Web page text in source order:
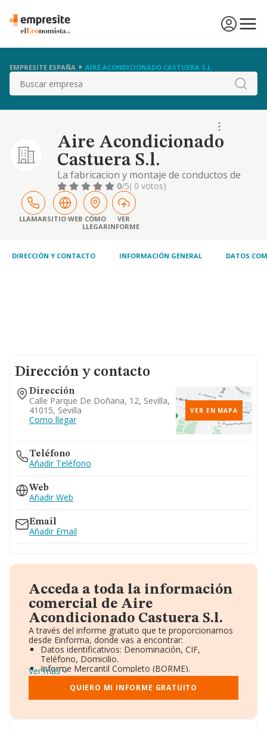
EMPRESITE ESPAÑA AIRE ACONDICIONADO CASTUERA S.L.
Buscar
Aire Acondicionado
Castuera S.l.
La fabricacion y montaje de conductos de
aire acondicionado, montaje e instalacion de
maquinas de aire acondicionado,
distribucion, venta e instalacion de
materiales relacionados con lo anterior,
pladur-escayola, materia
0/5( 0 votos)
LLAMARSITIO WEB CÓMO
LLEGAR
VER
INFORME
DIRECCIÓN Y CONTACTO INFORMACIÓN GENERAL DATOS
Dirección y contacto
Dirección
Calle Parque De Doñana, 12, Sevilla,
41015, Sevilla
Como llegar
VER EN MAPA
Teléfono
Añadir Teléfono
Web
Añadir Web
Email
Añadir Email
Acceda a toda la información
comercial de Aire
Acondicionado Castuera S.l.
A través del informe gratuito que te proporcionamos
desde Einforma, donde vas a encontrar:
Datos identificativos: Denominación, CIF,
Teléfono, Domicilio.
Informe Mercantil Completo (BORME).
Gráficos de Evolución Ventas y Empleados.
Consejo de Administración y Administradores.
Directivos y Ejecutivos.
Ver más
QUIERO MI INFORME GRATUITO